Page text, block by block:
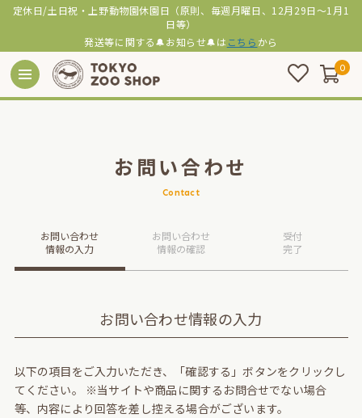
定休日/土日祝・上野動物園休園日（原則、毎週月曜日、12月29日～1月1
日等）
発送等に関する🔔お知らせ🔔は こちら から
0
Contact
お問い合わせ
お問い合わせ
情報の入力
お問い合わせ
情報の確認
受付
完了
お問い合わせ情報の入力
以下の項目をご入力いただき、「確認する」ボタンをクリックし
てください。
※当サイトや商品に関するお問合せでない場合
等、内容により回答を差し控える場合がございます。